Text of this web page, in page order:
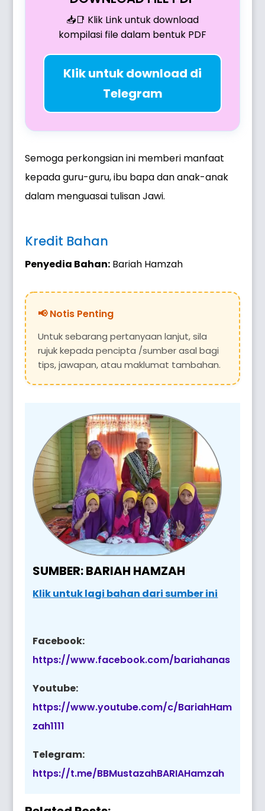
📥📑 Klik Link untuk download
kompilasi file dalam bentuk PDF
Klik untuk download di
Telegram
Semoga perkongsian ini memberi manfaat
kepada guru-guru, ibu bapa dan anak-anak
dalam menguasai tulisan Jawi.
Kredit Bahan
Penyedia Bahan: Bariah Hamzah
Untuk sebarang pertanyaan lanjut, sila
rujuk kepada pencipta /sumber asal bagi
tips, jawapan, atau maklumat tambahan.
SUMBER: BARIAH HAMZAH
Klik untuk lagi bahan dari sumber ini
Facebook:
https://www.facebook.com/bariahanas
Youtube:
https://www.youtube.com/c/BariahHam
zah1111
Telegram:
https://t.me/BBMustazahBARIAHamzah